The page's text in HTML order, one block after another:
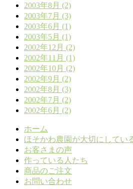
2003年8月 (2)
2003年7月 (3)
2003年6月 (1)
2003年5月 (1)
2002年12月 (2)
2002年11月 (1)
2002年10月 (2)
2002年9月 (2)
2002年8月 (3)
2002年7月 (2)
2002年6月 (2)
ホーム
ほそかわ農園が大切にしてい
お客さまの声
作っている人たち
商品のご注文
お問い合わせ